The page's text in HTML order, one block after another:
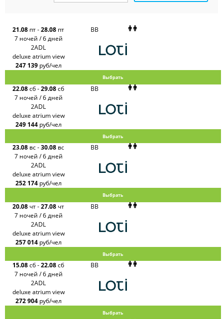
Alean
Sunmar
PlanTravel
FUN&SUN
ex TUI
Крымская
Волна
Russian
Интурист
Travelata
21.08 пт-28.08 пт
7 ночей / 6 дней
BB
2ADL
deluxe atrium view
247 139 руб/чел
Выбрать
22.08сб-29.08сб
7 ночей / 6 дней
BB
2ADL
deluxe atrium view
249 144 руб/чел
Выбрать
23.08 вс-30.08 вс
7 ночей / 6 дней
BB
2ADL
deluxe atrium view
252 174 руб/чел
Выбрать
20.08 чт-27.08 чт
7 ночей / 6 дней
BB
2ADL
deluxe atrium view
257 014 руб/чел
Выбрать
15.08сб-22.08сб
7 ночей / 6 дней
BB
2ADL
deluxe atrium view
272 904 руб/чел
Выбрать